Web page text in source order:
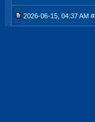
2026-06-15, 04:37 AM #